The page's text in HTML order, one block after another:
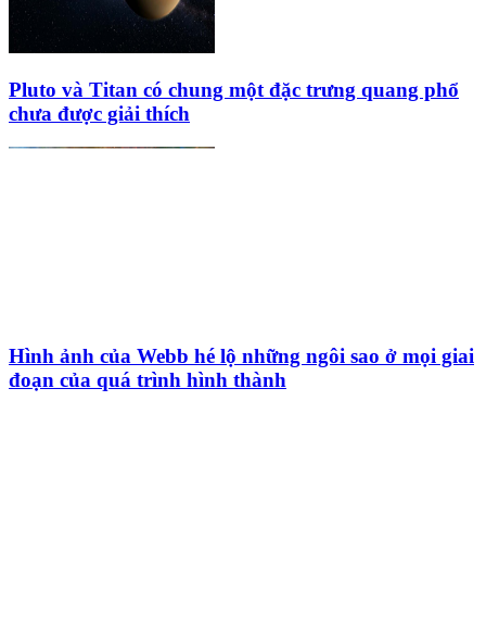
Pluto và Titan có chung một đặc trưng quang phổ
chưa được giải thích
Hình ảnh của Webb hé lộ những ngôi sao ở mọi giai
đoạn của quá trình hình thành